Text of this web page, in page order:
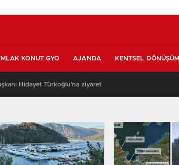
KONUT GYO AJANDA KENTSEL DÖNÜŞÜM
Hidayet Türkoğlu’na ziyaret